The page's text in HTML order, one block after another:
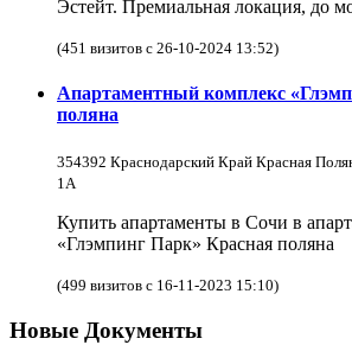
Эстейт. Премиальная локация, до
(451 визитов с 26-10-2024 13:52)
Апартаментный комплекс
поляна
354392 Краснодарский Край Красная
1А
Купить апартаменты в Сочи в
«Глэмпинг Парк» Красная поляна
(499 визитов с 16-11-2023 15:10)
Новые Документы